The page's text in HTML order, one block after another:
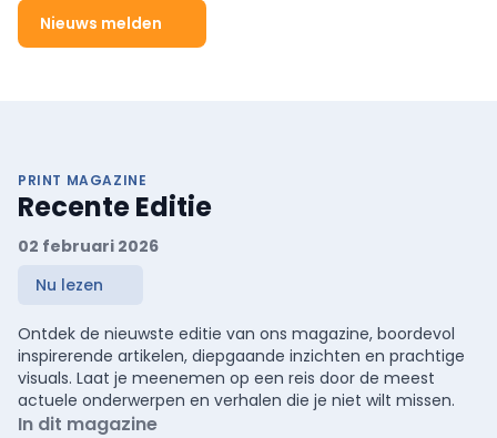
Nieuws melden
PRINT MAGAZINE
Recente Editie
02 februari 2026
Nu lezen
Ontdek de nieuwste editie van ons magazine, boordevol
inspirerende artikelen, diepgaande inzichten en prachtige
visuals. Laat je meenemen op een reis door de meest
actuele onderwerpen en verhalen die je niet wilt missen.
In dit magazine